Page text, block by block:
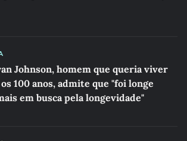
Johnson, homem que queria viver
100 anos, admite que "foi longe
em busca pela longevidade"